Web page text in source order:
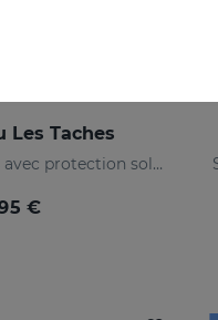
Les Taches
Routine anti-taches avec protection solaire
€